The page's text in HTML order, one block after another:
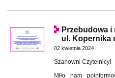
Przebudowa
ul. Kopernika
02 kwietnia 2024
Szanowni Czytelnicy!
Miło nam